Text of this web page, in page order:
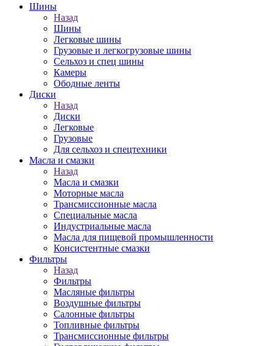
Шины
Назад
Шины
Легковые шины
Грузовые и легкогрузовые шины
Сельхоз и спец шины
Камеры
Ободные ленты
Диски
Назад
Диски
Легковые
Грузовые
Для сельхоз и спецтехники
Масла и смазки
Назад
Масла и смазки
Моторные масла
Трансмиссионные масла
Специальные масла
Индустриальные масла
Масла для пищевой промышленности
Консистентные смазки
Фильтры
Назад
Фильтры
Масляные фильтры
Воздушные фильтры
Салонные фильтры
Топливные фильтры
Трансмиссионные фильтры